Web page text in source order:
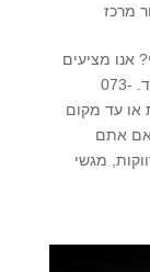
מרכז
אנו מציעים
מגשי סושי לכל אירוע או מפגש חברתי בעיר לוד. 073-
או עד מקום
אם אתם
מגשי